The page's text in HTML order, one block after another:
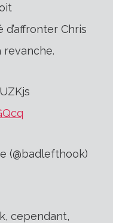
Chris
revanche.
(@badlefthook)
cependant,